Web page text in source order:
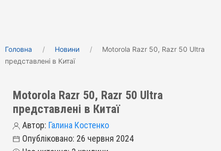
Головна Новини
Motorola Razr 50, Razr 50 Ultra
представлені в Китаї
Motorola Razr 50, Razr 50 Ultra
представлені в Китаї
Автор: Галина Костенко
Опубліковано: 26 червня 2024